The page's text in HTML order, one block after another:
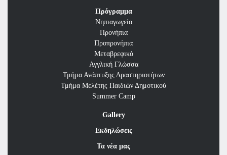
Πρόγραμμα
Νηπιαγωγείο
Προνήπια
Προπρονήπια
Μεταβρεφικό
Αγγλική Γλώσσα
Τμήμα Ανάπτυξης Δραστηριοτήτων
Τμήμα Μελέτης Παιδιών Δημοτικού
Summer Camp
Gallery
Εκδηλώσεις
Τα νέα μας